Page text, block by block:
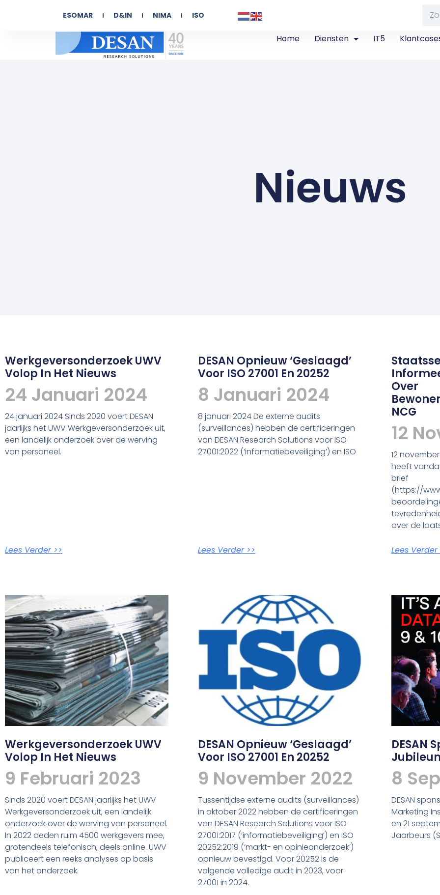
ESOMAR D&IN NIMA ISO
Home Diensten IT5
Nieuws
Werkgeversonderzoek UWV
Volop In Het Nieuws
24 Januari 2024
24 januari 2024 Sinds 2020 voert DESAN
jaarlijks het UWV Werkgeversonderzoek uit,
een landelijk onderzoek over de werving
van personeel.
Lees Verder >>
DESAN Opnieuw ‘geslaagd’
Voor ISO 27001 En 20252
8 Januari 2024
8 januari 2024 De externe audits
(surveillances) hebben de certificeringen
van DESAN Research Solutions voor ISO
27001:2022 (‘informatiebeveiliging’) en ISO
Lees Verder >>
Over
NCG
12
12
heeft
brief
(https://
over de
Lees Verder
Werkgeversonderzoek UWV
Volop In Het Nieuws
9 Februari 2023
Sinds 2020 voert DESAN jaarlijks het UWV
Werkgeversonderzoek uit, een landelijk
onderzoek over de werving van personeel.
In 2022 deden ruim 4500 werkgevers mee,
grotendeels telefonisch, deels online. UWV
publiceert een reeks analyses op basis
van het onderzoek.
DESAN Opnieuw ‘geslaagd’
Voor ISO 27001 En 20252
9 November 2022
Tussentijdse externe audits (surveillances)
in oktober 2022 hebben de certificeringen
van DESAN Research Solutions voor ISO
27001:2017 (‘informatiebeveiliging’) en ISO
20252:2019 (‘markt- en opinieonderzoek’)
opnieuw bevestigd. Voor 20252 is de
volgende volledige audit in 2023, voor
27001 in 2024.
DESAN
8
DESAN
Marketing
en 21
Jaarbeurs